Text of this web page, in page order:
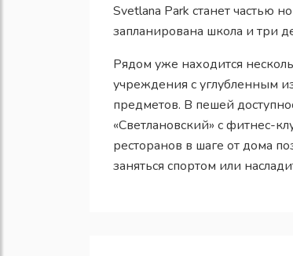
Svetlana Park станет частью
запланирована школа и три
Рядом уже находится
учреждения с углубленным
предметов. В пешей
«Светлановский» с фитнес-
ресторанов в шаге от дома
заняться спортом или